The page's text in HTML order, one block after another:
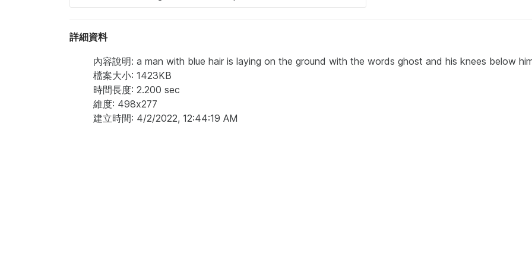
詳細資料
內容說明: a man with blue hair is laying on the ground with the words ghost and his knees below
檔案大小: 1423KB
時間長度: 2.200 sec
維度: 498x277
建立時間: 4/2/2022, 12:44:19 AM